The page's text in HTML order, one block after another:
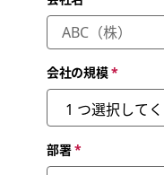
会社の規模*
部署*